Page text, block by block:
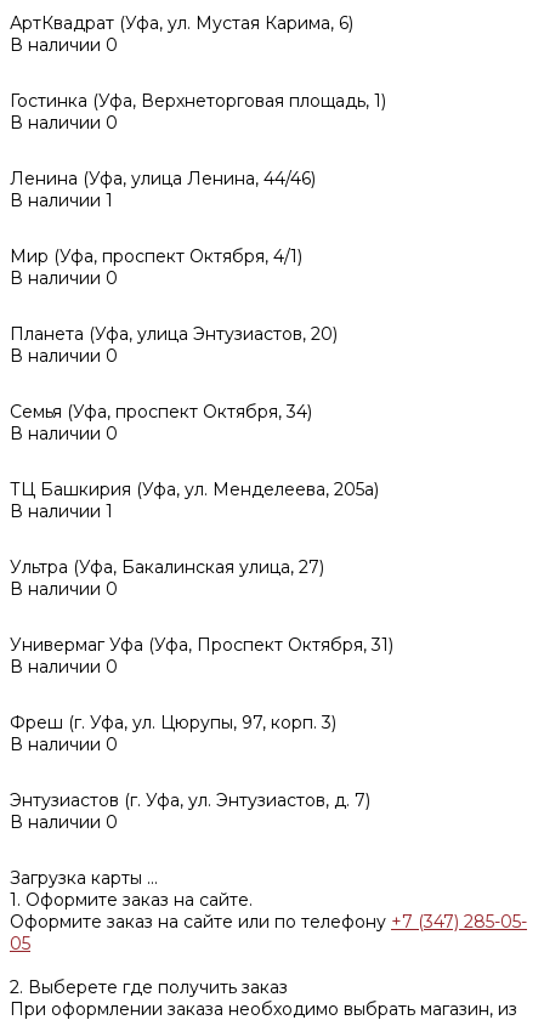
АртКвадрат (Уфа, ул. Мустая Карима, 6)
В наличии 0
Гостинка (Уфа, Верхнеторговая площадь, 1)
В наличии 0
Ленина (Уфа, улица Ленина, 44/46)
В наличии 1
Мир (Уфа, проспект Октября, 4/1)
В наличии 0
Планета (Уфа, улица Энтузиастов, 20)
В наличии 0
Семья (Уфа, проспект Октября, 34)
В наличии 0
ТЦ Башкирия (Уфа, ул. Менделеева, 205а)
В наличии 1
Ультра (Уфа, Бакалинская улица, 27)
В наличии 0
Универмаг Уфа (Уфа, Проспект Октября, 31)
В наличии 0
Фреш (г‌. Уфа, ул. Цюрупы, 97, корп. 3)
В наличии 0
Энтузиастов (г. Уфа, ул. Энтузиастов, д. 7)
В наличии 0
Загрузка карты ...
1. Оформите заказ на сайте.
Оформите заказ на сайте или по телефону +7 (347) 285-05-
05
2. Выберете где получить заказ
При оформлении заказа необходимо выбрать магазин, из